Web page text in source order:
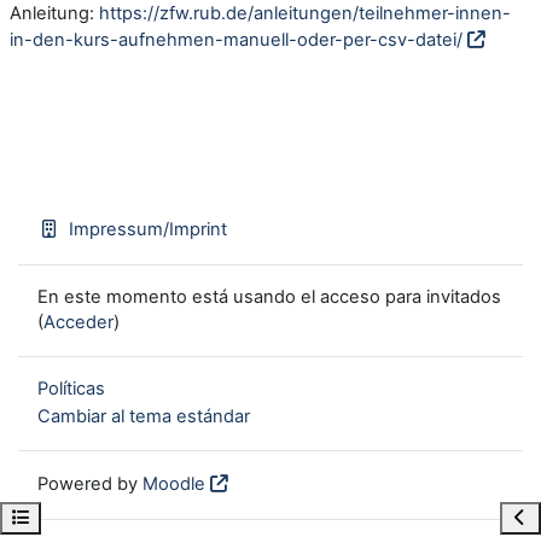
Open course index
Anleitung: https://zfw.rub.de/anleitungen/teilnehmer-innen-
in-den-kurs-aufnehmen-manuell-oder-per-csv-datei/
Impressum/Imprint
En este momento está usando el acceso para invitados
(Acceder)
Políticas
Cambiar al tema estándar
Powered by Moodle